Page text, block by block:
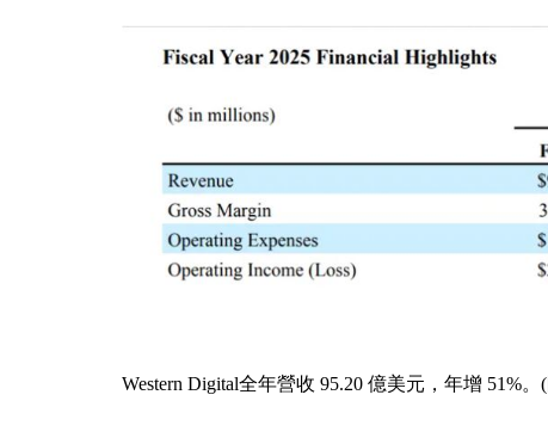
Western Digital全年營收 95.20 億美元，年增 51%。(